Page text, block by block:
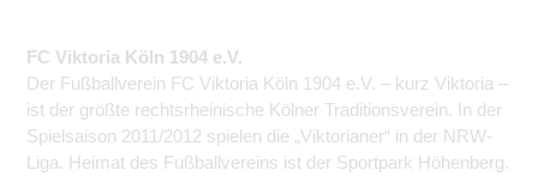
FC Viktoria Köln 1904 e.V.
Der Fußballverein FC Viktoria Köln 1904 e.V. – kurz Viktoria –
ist der größte rechtsrheinische Kölner Traditions­verein. In der
Spielsaison 2011/2012 spielen die „Viktorianer“ in der NRW-
Liga. Heimat des Fußballvereins ist der Sportpark Höhenberg.